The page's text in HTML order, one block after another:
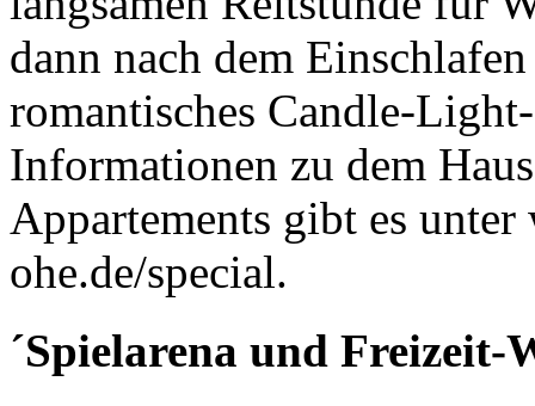
dann nach dem
romantisches Candle-
Informationen zu dem
Appartements gibt es
ohe.de/special.
´Spielarena und Freizeit-